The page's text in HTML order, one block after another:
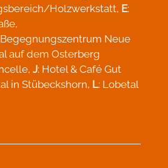
Holzwerkstatt, E:
Neue
auf dem Osterberg
J: Hotel & Café Gut
in Stübeckshorn, L: Lobetal